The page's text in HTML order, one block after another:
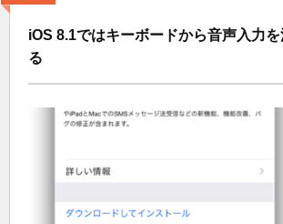
iOS 8.1ではキーボードから音声入力
る